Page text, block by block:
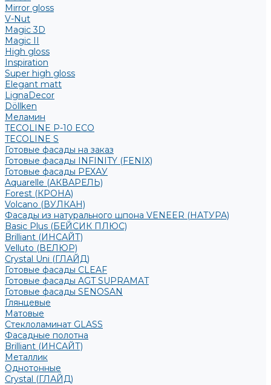
Mirror gloss
V-Nut
Magic 3D
Magic II
High gloss
Inspiration
Super high gloss
Elegant matt
LignaDecor
Döllken
Меламин
TECOLINE P-10 ECO
TECOLINE S
Готовые фасады на заказ
Готовые фасады INFINITY (FENIX)
Готовые фасады РЕХАУ
Aquarelle (АКВАРЕЛЬ)
Forest (КРОНА)
Volcano (ВУЛКАН)
Фасады из натурального шпона VENEER (НАТУРА)
Basic Plus (БЕЙСИК ПЛЮС)
Brilliant (ИНСАЙТ)
Velluto (ВЕЛЮР)
Crystal Uni (ГЛАЙД)
Готовые фасады CLEAF
Готовые фасады AGT SUPRAMAT
Готовые фасады SENOSAN
Глянцевые
Матовые
Стеклоламинат GLASS
Фасадные полотна
Brilliant (ИНСАЙТ)
Металлик
Однотонные
Crystal (ГЛАЙД)